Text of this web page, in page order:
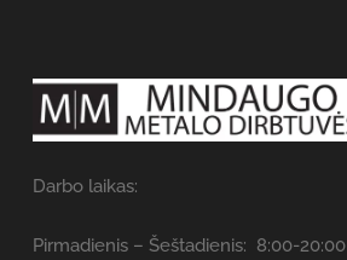
Darbo laikas:
Pirmadienis – Šeštadienis: 8:00-20:00